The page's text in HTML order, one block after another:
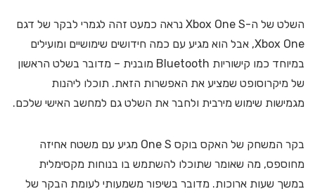
השלט של ה-Xbox One S נראה כמעט זהה לגמרי לבקר של דגם
Xbox One, אבל הוא מגיע עם כמה חידושים שימושיים ומועילים
במיוחד כמו קישוריות Bluetooth מובנית – מדובר בשלט הראשון
של מיקרוסופט שמציע את האפשרות הזאת. תוכלו ליהנות
מגמישות שימוש מירבית ולחבר את השלט גם למחשב האישי שלכם.
בקר המשחק של האקס בוקס One S מגיע עם משטח אחיזה
מחוספס, מה שאומר שתוכלו להשתמש בו בנוחות מקסימלית
במשך שעות ארוכות. מדובר בשיפור משמעותי לעומת הבקר של